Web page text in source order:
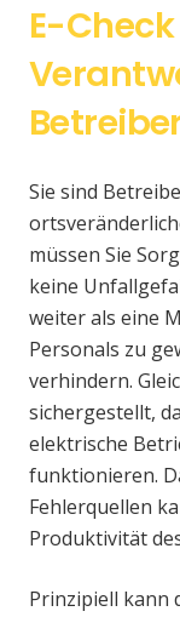
E-
Sie sind
müssen Sie
keine
weiter als eine
Personals zu
verhindern.
sichergestellt,
elektrische
funktionieren.
Fehlerquellen
Produktivität
Prinzipiell kann